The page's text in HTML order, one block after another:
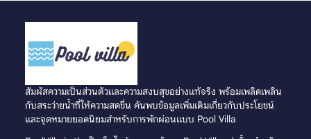
สัมผัสความเป็นส่วนตัวและความสงบสุขอย่างแท้จริง พร้อมเพลิดเพลิน
กับสระว่ายน้ำที่ให้ความสดชื่น ค้นพบข้อมูลเพิ่มเติมเกี่ยวกับประโยชน์
และจุดหมายยอดนิยมสำหรับการพักผ่อนแบบ Pool Villa